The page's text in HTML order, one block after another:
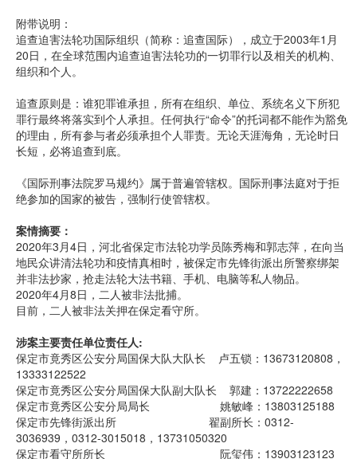
附带说明：
追查迫害法轮功国际组织（简称：追查国际），成立于2003年1月
20日，在全球范围内追查迫害法轮功的一切罪行以及相关的机构、
组织和个人。
追查原则是：谁犯罪谁承担，所有在组织、单位、系统名义下所犯
罪行最终将落实到个人承担。任何执行“命令”的托词都不能作为豁免
的理由，所有参与者必须承担个人罪责。无论天涯海角，无论时日
长短，必将追查到底。
《国际刑事法院罗马规约》属于普遍管辖权。国际刑事法庭对于拒
绝参加的国家的被告，强制行使管辖权。
案情摘要：
2020年3月4日，河北省保定市法轮功学员陈秀梅和郭志萍，在向当
地民众讲清法轮功和疫情真相时，被保定市先锋街派出所警察绑架
并非法抄家，抢走法轮大法书籍、手机、电脑等私人物品。
2020年4月8日，二人被非法批捕。
目前，二人被非法关押在保定看守所。
涉案主要责任单位责任人:
保定市竟秀区公安分局国保大队大队长 卢五锁：13673120808，
13333122522
保定市竟秀区公安分局国保大队副大队长 郭建：13722222658
保定市竟秀区公安分局局长 姚敏峰：13803125188
保定市先锋街派出所 翟副所长：0312-
3036939，0312-3015018，13731050320
保定市看守所所长 阮玺伟：13903123123